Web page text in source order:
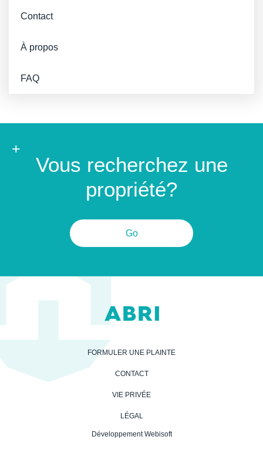
Contact
À propos
FAQ
+
Vous recherchez une
propriété?
Go
FORMULER UNE PLAINTE
CONTACT
VIE PRIVÉE
LÉGAL
Développement Webisoft